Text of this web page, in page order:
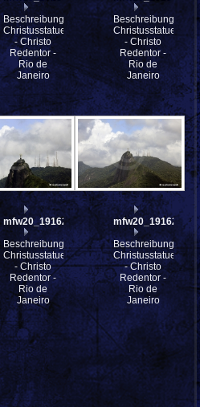
Beschreibung:
Christusstatue
- Christo
Redentor -
Rio de
Janeiro
Beschreibung:
Christusstatue
- Christo
Redentor -
Rio de
Janeiro
mfw20_191623
Beschreibung:
Christusstatue
- Christo
Redentor -
Rio de
Janeiro
mfw20_191622
Beschreibung:
Christusstatue
- Christo
Redentor -
Rio de
Janeiro